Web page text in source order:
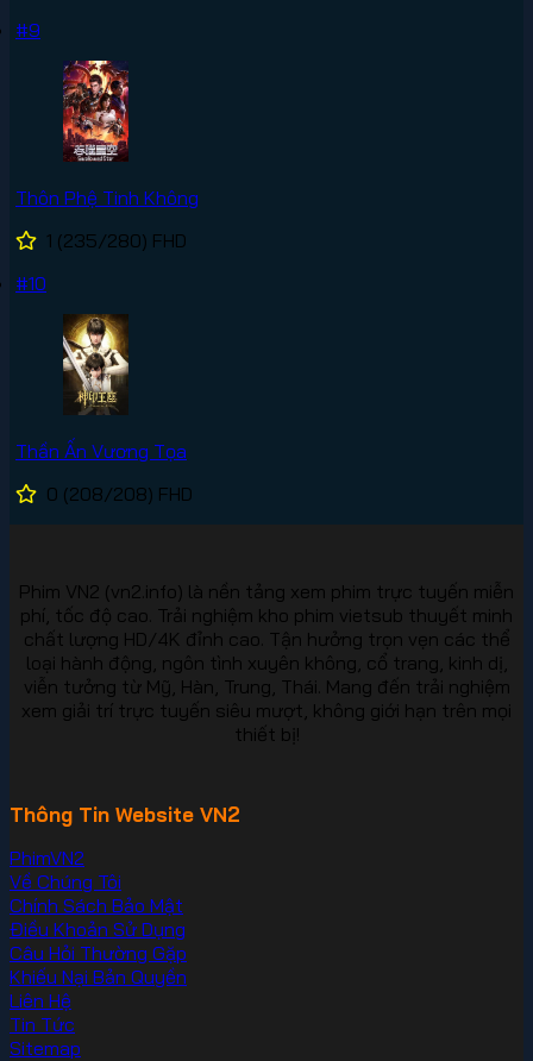
#9
Thôn Phệ Tinh Không
1 (235/280) FHD
#10
Thần Ấn Vương Tọa
0 (208/208) FHD
Phim VN2 (vn2.info) là nền tảng xem phim trực tuyến miễn
phí, tốc độ cao. Trải nghiệm kho phim vietsub thuyết minh
chất lượng HD/4K đỉnh cao. Tận hưởng trọn vẹn các thể
loại hành động, ngôn tình xuyên không, cổ trang, kinh dị,
viễn tưởng từ Mỹ, Hàn, Trung, Thái. Mang đến trải nghiệm
xem giải trí trực tuyến siêu mượt, không giới hạn trên mọi
thiết bị!
Thông Tin Website VN2
PhimVN2
Về Chúng Tôi
Chính Sách Bảo Mật
Điều Khoản Sử Dụng
Câu Hỏi Thường Gặp
Khiếu Nại Bản Quyền
Liên Hệ
Tin Tức
Sitemap